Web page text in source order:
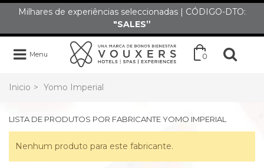
Milhares de experiências seleccionadas | CÓDIGO-DTO:
"SALES”
Menu 0
Inicio > Yomo Imperial
LISTA DE PRODUTOS POR FABRICANTE YOMO IMPERIAL
Nenhum produto para este fabricante.